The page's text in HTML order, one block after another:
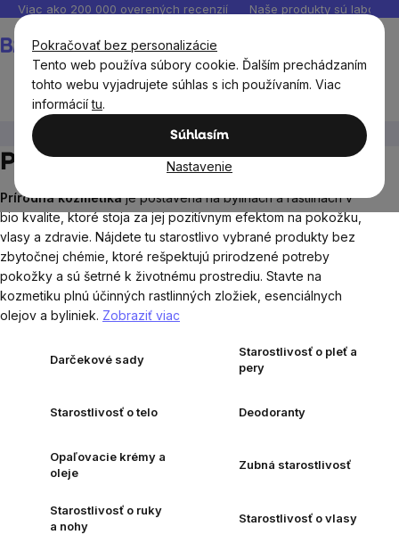
Pokračovať bez personalizácie
Tento web používa súbory cookie. Ďalším prechádzaním
tohto webu vyjadrujete súhlas s ich používaním. Viac
informáciítu.
Súhlasím
Nastavenie
Prejsť
obsah
Viac ako 200 000 overených recenzií Naše produkty sú
košík
Prírodná kozmetika
Prírodnákozmetikaje postavená na bylinách a rastlinách v
bio kvalite, ktoré stoja za jej pozitívnym efektom na pokožku,
vlasy a zdravie. Nájdete tu starostlivo vybrané produkty bez
zbytočnej chémie, ktoré rešpektujú prirodzené potreby
pokožky a sú šetrné k životnému prostrediu. Stavte na
kozmetiku plnú účinných rastlinných zložiek, esenciálnych
olejov a byliniek. Zobraziť viac
Darčekové sady
Starostlivosť o pleť a
pery
Starostlivosť o telo Deodoranty
Opaľovacie krémy a
oleje
Zubná starostlivosť
Starostlivosť o ruky
a nohy
Starostlivosť o vlasy